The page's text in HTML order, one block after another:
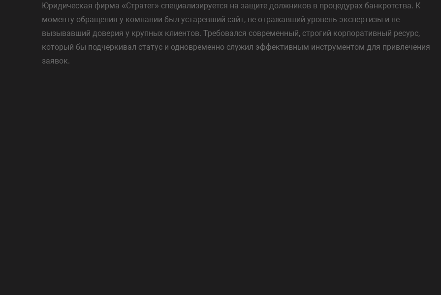
Юридическая фирма «Стратег» специализируется на защите должников в процедурах банкротства. К
моменту обращения у компании был устаревший сайт, не отражавший уровень экспертизы и не
вызывавший доверия у крупных клиентов. Требовался современный, строгий корпоративный ресурс,
который бы подчеркивал статус и одновременно служил эффективным инструментом для привлечения
заявок.